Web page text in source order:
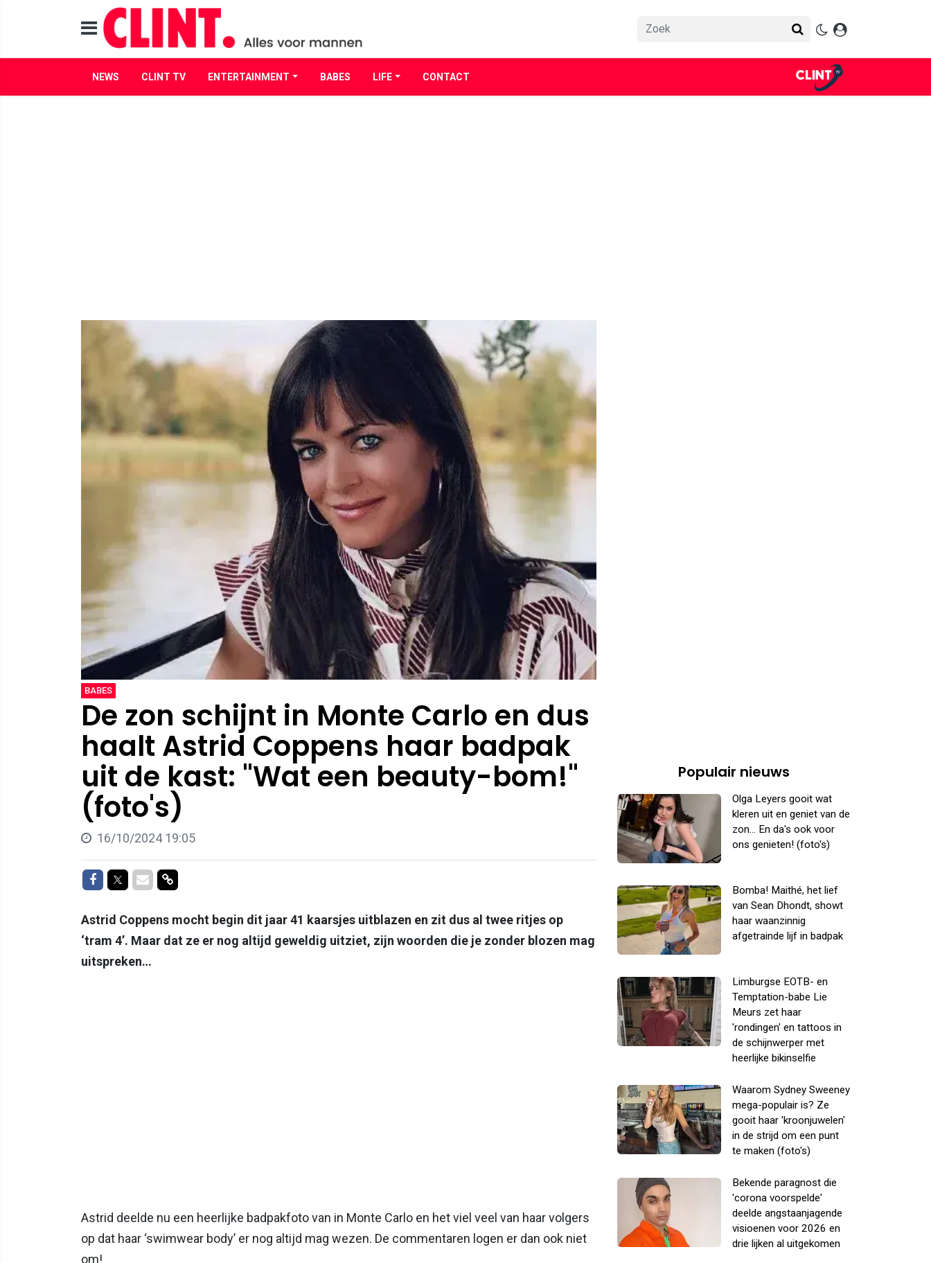
NEWS CLINT TV ENTERTAINMENT BABES LIFE CONTACT
BABES
De zon schijnt in Monte Carlo en dus
haalt Astrid Coppens haar badpak
uit de kast: "Wat een beauty-bom!"
(foto's)
16/10/2024 19:05
Delen op Facebook
Delen op Twitter
Delen via Mail
Delen via link
Astrid Coppens mocht begin dit jaar 41 kaarsjes uitblazen en zit dus al twee ritjes op
‘tram 4’. Maar dat ze er nog altijd geweldig uitziet, zijn woorden die je zonder blozen mag
uitspreken…
Astrid deelde nu een heerlijke badpakfoto van in Monte Carlo en het viel veel van haar volgers
op dat haar ‘swimwear body’ er nog altijd mag wezen. De commentaren logen er dan ook niet
om!
Populair nieuws
Olga Leyers gooit wat
kleren uit en geniet van de
zon... En da's ook voor
ons genieten! (foto's)
Bomba! Maithé, het lief
van Sean Dhondt, showt
haar waanzinnig
afgetrainde lijf in badpak
Limburgse EOTB- en
Temptation-babe Lie
Meurs zet haar
'rondingen' en tattoos in
de schijnwerper met
heerlijke bikinselfie
Waarom Sydney Sweeney
mega-populair is? Ze
gooit haar 'kroonjuwelen'
in de strijd om een punt
te maken (foto's)
Bekende paragnost die
'corona voorspelde'
deelde angstaanjagende
visioenen voor 2026 en
drie lijken al uitgekomen